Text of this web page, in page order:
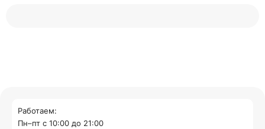
Работаем:
Пн–пт с 10:00 до 21:00